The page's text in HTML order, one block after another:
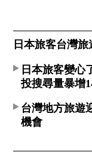
日本旅客台灣
日本旅客變心
投搜尋量暴增
台灣地方旅遊
機會